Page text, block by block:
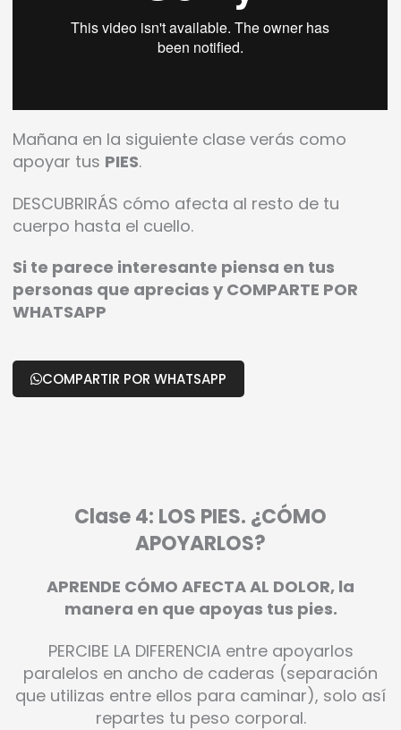
Mañana en la siguiente clase verás como
apoyar tus PIES.
DESCUBRIRÁS cómo afecta al resto de tu
cuerpo hasta el cuello.
Si te parece interesante piensa en tus
personas que aprecias y COMPARTE POR
WHATSAPP
COMPARTIR POR WHATSAPP
Clase 4: LOS PIES. ¿CÓMO
APOYARLOS?
APRENDE CÓMO AFECTA AL DOLOR, la
manera en que apoyas tus pies.
PERCIBE LA DIFERENCIA entre apoyarlos
paralelos en ancho de caderas (separación
que utilizas entre ellos para caminar), solo así
repartes tu peso corporal.